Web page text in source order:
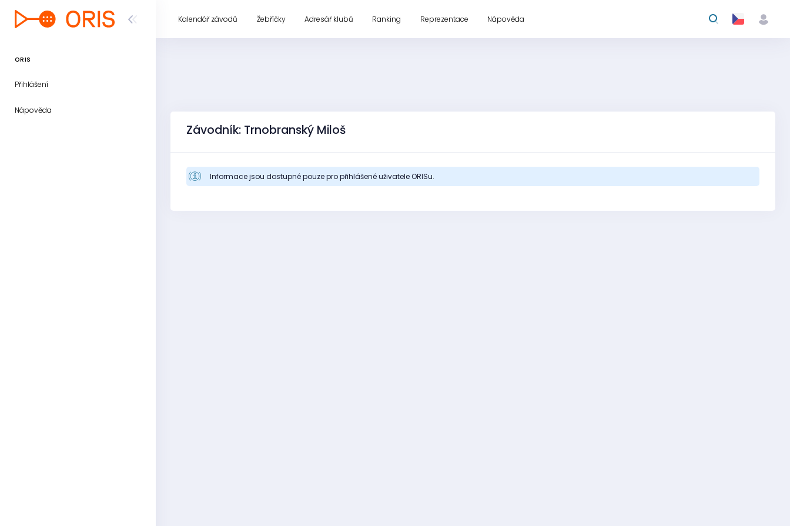
ORIS
Přihlášení
Nápověda
Kalendář závodů Žebříčky Adresář klubů Ranking Reprezentace Nápověda
Závodník: Trnobranský Miloš
Informace jsou dostupné pouze pro přihlášené uživatele ORISu.